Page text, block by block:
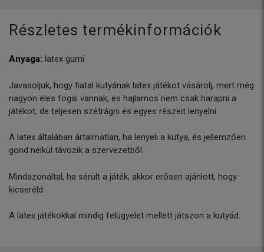
Részletes termékinformációk
Anyaga: latex gumi
Javasoljuk, hogy fiatal kutyának latex játékot vásárolj, mert még
nagyon éles fogai vannak, és hajlamos nem csak harapni a
játékot, de teljesen szétrágni és egyes részeit lenyelni.
A latex általában ártalmatlan, ha lenyeli a kutya, és jellemzően
gond nélkül távozik a szervezetből.
Mindazonáltal, ha sérült a játék, akkor erősen ajánlott, hogy
kicseréld.
A latex játékokkal mindig felügyelet mellett játszon a kutyád.